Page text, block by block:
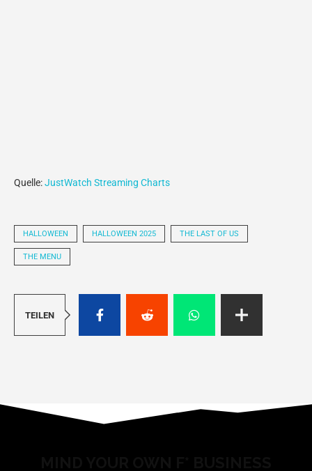
Quelle:JustWatch Streaming Charts
HALLOWEEN HALLOWEEN 2025 THE LAST OF US
THE MENU
TEILEN